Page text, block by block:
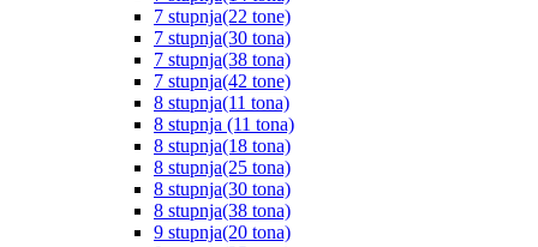
7 stupnja(22 tone)
7 stupnja(30 tona)
7 stupnja(38 tona)
7 stupnja(42 tone)
8 stupnja(11 tona)
8 stupnja (11 tona)
8 stupnja(18 tona)
8 stupnja(25 tona)
8 stupnja(30 tona)
8 stupnja(38 tona)
9 stupnja(20 tona)